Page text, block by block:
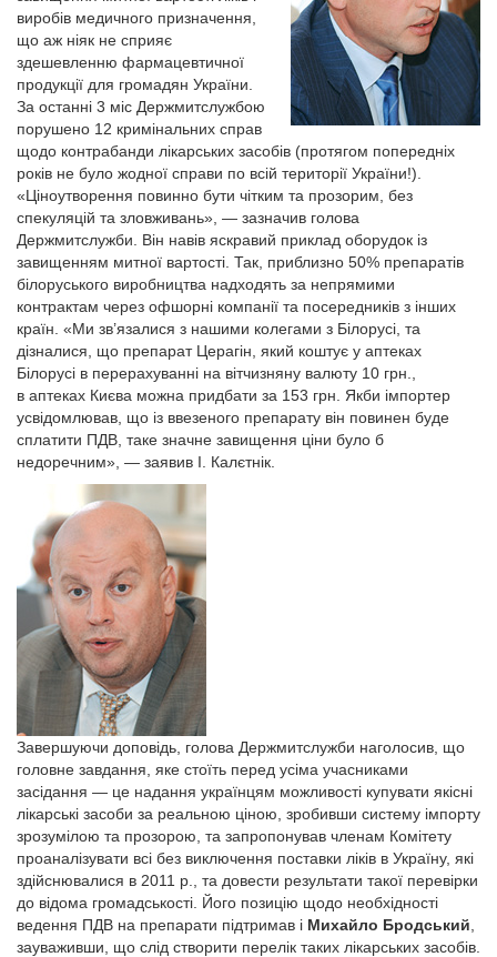
виробів медичного призначення,
що аж ніяк не сприя­є
здешевленню фармацевтичної
продукції для громадян України.
За останні 3 міс Держмитслужбою
порушено 12 кримінальних справ
щодо контрабанди лікарських засобів (протягом попередніх
років не було жодної справи по всій території України!).
«Ціноутворення повинно бути чітким та прозорим, без
спекуляцій та зловживань», — зазначив голова
Держмитслужби. Він навів яскравий приклад оборудок із
завищенням митної вартості. Так, приблизно 50% препаратів
білоруського виробництва надходять за непрямими
контрактам через офшорні компанії та посередників з інших
країн. «Ми зв’язалися з нашими колегами з Білорусі, та
дізналися, що препарат Церагін, який коштує у аптеках
Білорусі в перерахуванні на вітчизнян­у валюту 10 грн.,
в аптеках Києва можна придбати за 153 грн. Якби імпортер
усвідомлював, що із ввезеного препарату він повинен буде
сплатити ПДВ, таке значне завищення ціни було б
недоречним», — заявив І. Калєтнік.
Завершуючи доповідь, голова Держмитслужби наголосив, що
головне завдання, яке стоїть перед усіма учасниками
засідання — це надання українцям можливості купувати якісні
лікарські засоби за реальною ціною, зробивши систему імпорту
зрозумілою та прозорою, та запропонував членам Комітету
проаналізувати всі без виключення поставки ліків в Україну, які
здійснювалися в 2011 р., та довести результати такої перевірки
до відома громадськості. Його позицію щодо необхідності
ведення ПДВ на препарати підтримав і Михайло Бродський
зауваживши, що слід створити перелік таких лікарських засобів.